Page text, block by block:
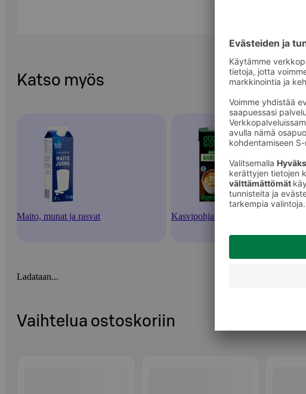
Katso myös
Maito, munat ja rasvat Kasvipohjaiset juomat
Ladataan...
Vaihtelua ostoskoriin